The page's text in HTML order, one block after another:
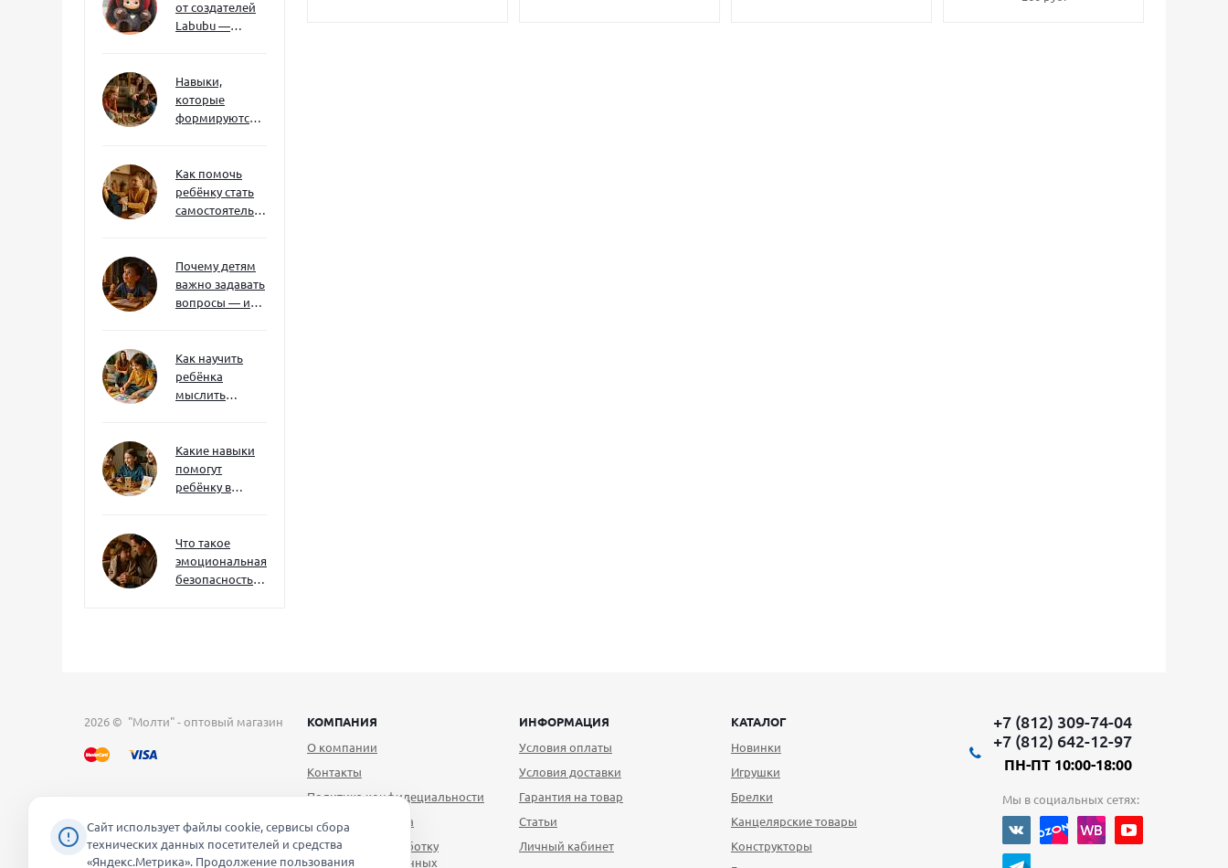
внимание к
деталям
от создателей
Labubu —
Навыки,
которые
формируются
ребёнка
успешным
Как помочь
ребёнку стать
самостоятельным
Почему детям
важно задавать
вопросы — и
Как научить
ребёнка
мыслить
сложностей
Какие навыки
помогут
ребёнку в
их уже сейчас
Что такое
эмоциональная
безопасность
2026 © "Молти" - оптовый магазин
КОМПАНИЯ
О компании
Контакты
Политика конфидециальности
Публичная оферта
Согласие на обработку
персональных данных
ИНФОРМАЦИЯ
Условия оплаты
Условия доставки
Гарантия на товар
Статьи
Личный кабинет
КАТАЛОГ
Новинки
Игрушки
Брелки
Канцелярские товары
Конструкторы
+7 (812) 309-74-04
+7 (812) 642-12-97
ПН-ПТ 10:00-18:00
Мы в социальных сетях:
Сайт использует файлы cookie, сервисы сбора
технических данных посетителей и средства
«Яндекс.Метрика». Продолжение пользования